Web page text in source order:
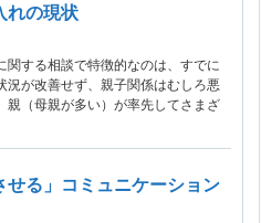
れの現状
する相談で特徴的なのは、すでに
況が改善せず、親子関係はむしろ悪
親（母親が多い）が率先してさまざ
せる」コミュニケーション